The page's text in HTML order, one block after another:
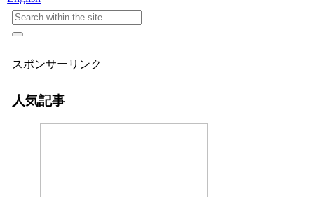
スポンサーリンク
人気記事